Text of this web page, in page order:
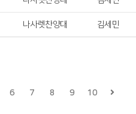
나사렛찬양대 김세민
6 7 8 9 10